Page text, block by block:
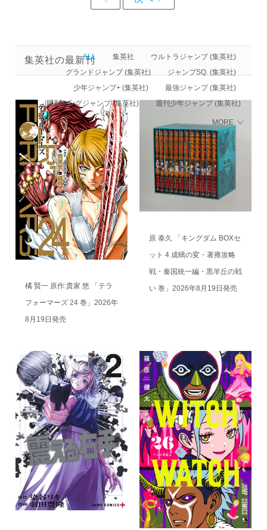
集英社の最新刊
ALL 集英社
ウルトラジャンプ (集英社)
グランドジャンプ (集英社)
ジャンプSQ. (集英社)
少年ジャンプ+ (集英社)
最強ジャンプ (集英社)
週刊ヤングジャンプ (集英社)
週刊少年ジャンプ (集英社)
MORE
橘 賢一 原作:貴家 悠 「テラ
フォーマーズ 24 巻」2026年
8月19日発売
原 泰久 「キングダム BOXセ
ット 4 成蟜の変・著雍攻略
戦・秦国統一編・黒羊丘の戦
い 巻」2026年8月19日発売